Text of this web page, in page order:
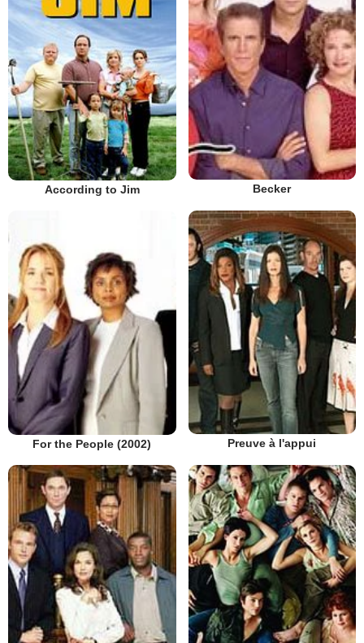
According to Jim Becker
For the People (2002) Preuve à l'appui